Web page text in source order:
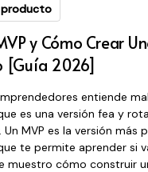
producto
y Cómo Crear
[Guía 2026]
entiende
es una versión fea y
MVP es la versión más
te permite aprender si
muestro cómo construir